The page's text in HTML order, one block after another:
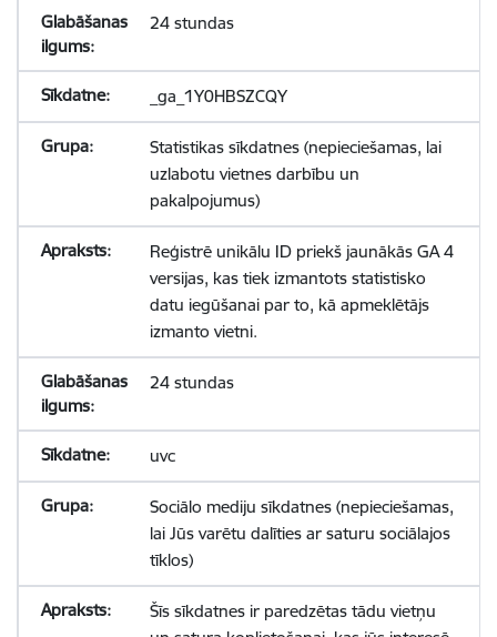
24 stundas
_ga_1Y0HBSZCQY
Statistikas sīkdatnes (nepieciešamas, lai
uzlabotu vietnes darbību un
pakalpojumus)
Reģistrē unikālu ID priekš jaunākās GA 4
versijas, kas tiek izmantots statistisko
datu iegūšanai par to, kā apmeklētājs
izmanto vietni.
24 stundas
uvc
Sociālo mediju sīkdatnes (nepieciešamas,
lai Jūs varētu dalīties ar saturu sociālajos
tīklos)
Šīs sīkdatnes ir paredzētas tādu vietņu